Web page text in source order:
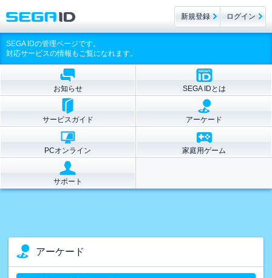
SEGA IDの管理ページです。
対応サービスの情報もご覧になれます。
お知らせ SEGA IDとは
サービスガイド アーケード
PCオンライン 家庭用ゲーム
サポート
アーケード
新規登録 ログイン